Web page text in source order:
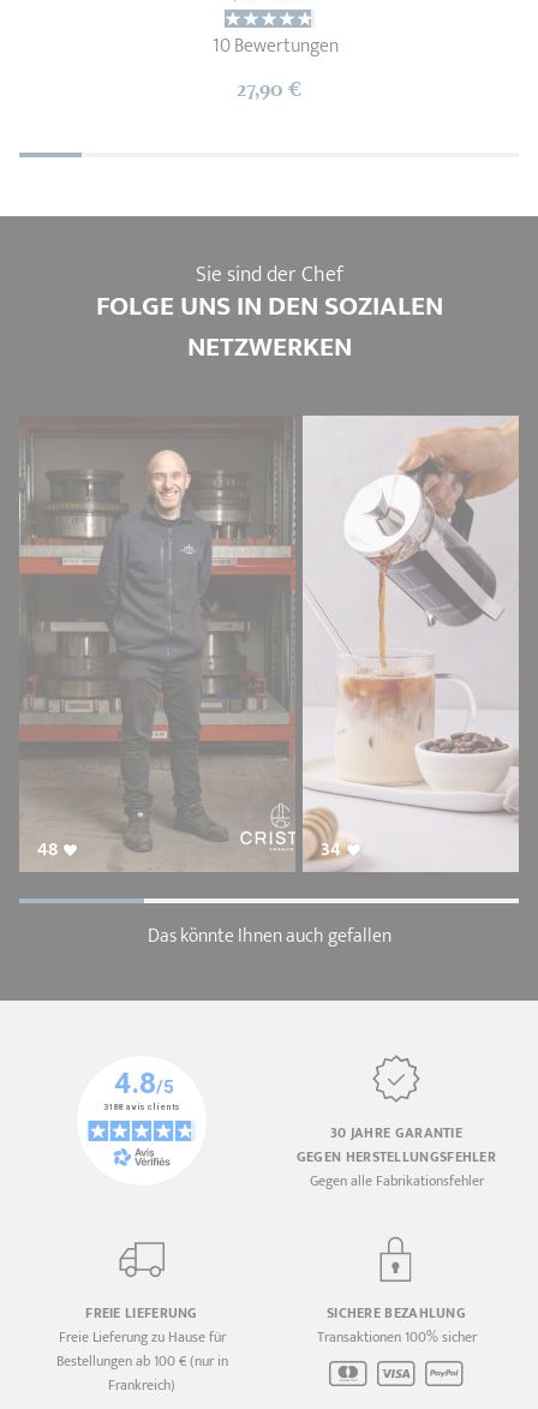
10 Bewertungen
27,90 €
Sie sind der Chef
FOLGE UNS IN DEN SOZIALEN
NETZWERKEN
48 34
Das könnte Ihnen auch gefallen
30 JAHRE GARANTIE
GEGEN HERSTELLUNGSFEHLER
Gegen alle Fabrikationsfehler
FREIE LIEFERUNG
Freie Lieferung zu Hause für
Bestellungen ab 100 € (nur in
Frankreich)
SICHERE BEZAHLUNG
Transaktionen 100% sicher